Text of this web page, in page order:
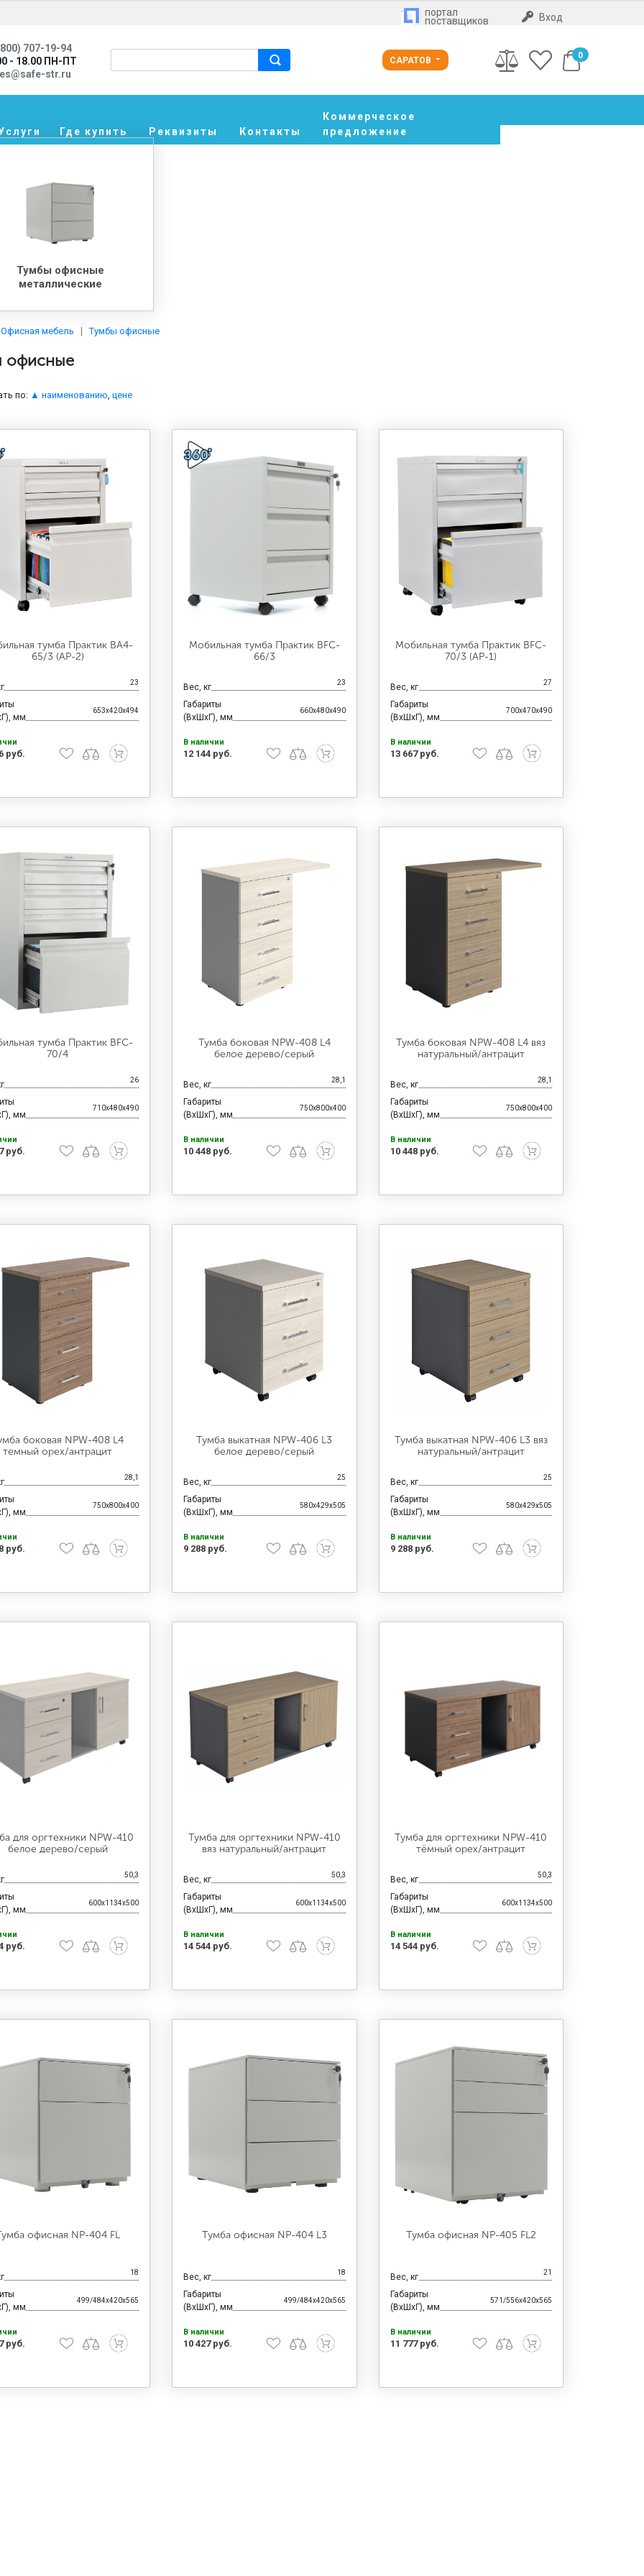
портал
поставщиков Вход
707-19-94
- 18.00 ПН-ПТ
str.ru
САРАТОВ 0
Где купить Реквизиты Контакты
Коммерческое
предложение
Тумбы офисные
металлические
Офисная мебель Тумбы офисные
офисные
по: ▲ наименованию,цене
тумба Практик BA4-
65/3 (АР-2)
23
мм
653x420x494
руб.
Мобильная тумба Практик BFC-
66/3
Вес, кг 23
Габариты
(ВхШхГ), мм
660x480x490
В наличии
12 144 руб.
Мобильная тумба Практик BFC-
70/3 (АР-1)
Вес, кг 27
Габариты
(ВхШхГ), мм
700x470x490
В наличии
13 667 руб.
тумба Практик BFC-
70/4
26
мм
710x480x490
руб.
Тумба боковая NPW-408 L4
белое дерево/серый
Вес, кг 28,1
Габариты
(ВхШхГ), мм
750x800x400
В наличии
10 448 руб.
Тумба боковая NPW-408 L4 вяз
натуральный/антрацит
Вес, кг 28,1
Габариты
(ВхШхГ), мм
750x800x400
В наличии
10 448 руб.
боковая NPW-408 L4
темный орех/антрацит
28,1
мм
750x800x400
руб.
Тумба выкатная NPW-406 L3
белое дерево/серый
Вес, кг 25
Габариты
(ВхШхГ), мм
580x429x505
В наличии
9 288 руб.
Тумба выкатная NPW-406 L3 вяз
натуральный/антрацит
Вес, кг 25
Габариты
(ВхШхГ), мм
580x429x505
В наличии
9 288 руб.
для оргтехники NPW-410
белое дерево/серый
50,3
мм
600x1134x500
руб.
Тумба для оргтехники NPW-410
вяз натуральный/антрацит
Вес, кг 50,3
Габариты
(ВхШхГ), мм
600x1134x500
В наличии
14 544 руб.
Тумба для оргтехники NPW-410
тёмный орех/антрацит
Вес, кг 50,3
Габариты
(ВхШхГ), мм
600x1134x500
В наличии
14 544 руб.
офисная NP-404 FL
18
мм
499/484x420x565
руб.
Тумба офисная NP-404 L3
Вес, кг 18
Габариты
(ВхШхГ), мм
499/484x420x565
В наличии
10 427 руб.
Тумба офисная NP-405 FL2
Вес, кг 21
Габариты
(ВхШхГ), мм
571/556x420x565
В наличии
11 777 руб.